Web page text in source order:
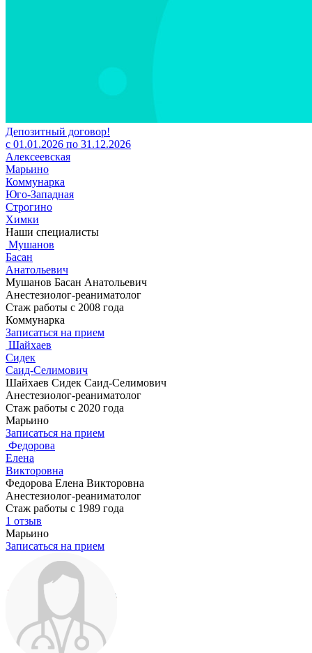
Депозитный договор!
с 01.01.2026 по 31.12.2026
Алексеевская
Марьино
Коммунарка
Юго-Западная
Строгино
Химки
Наши специалисты
Мушанов
Басан
Анатольевич
Мушанов Басан Анатольевич
Анестезиолог-реаниматолог
Стаж работы с 2008 года
Коммунарка
Записаться на прием
Шайхаев
Сидек
Саид-Селимович
Шайхаев Сидек Саид-Селимович
Анестезиолог-реаниматолог
Стаж работы с 2020 года
Марьино
Записаться на прием
Федорова
Елена
Викторовна
Федорова Елена Викторовна
Анестезиолог-реаниматолог
Стаж работы с 1989 года
1 отзыв
Марьино
Записаться на прием